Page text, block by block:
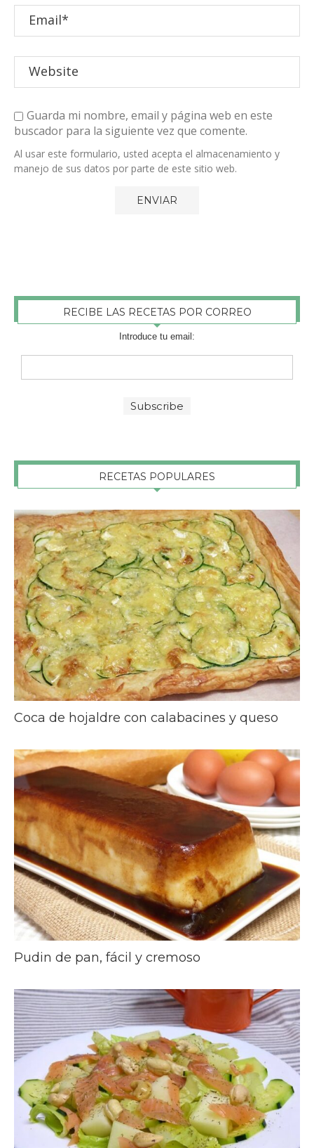
Guarda mi nombre, email y página web en este
buscador para la siguiente vez que comente.
Al usar este formulario, usted acepta el almacenamiento y
manejo de sus datos por parte de este sitio web.
RECIBE LAS RECETAS POR CORREO
Introduce tu email:
RECETAS POPULARES
Coca de hojaldre con calabacines y queso
Pudin de pan, fácil y cremoso